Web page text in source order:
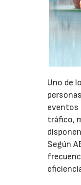
Uno de
eventos
tráfico,
Según